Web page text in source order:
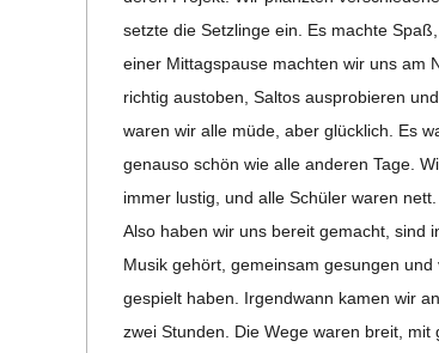
Esetzte die Setz­linge ein. Es machte
einer Mit­tags­pause mach­ten wir uns am
rich­tig aus­to­ben, Sal­tos aus­pro­bie­ren
waren wir alle müde, aber glück­lich. Es
genauso schön wie alle ande­ren Tage.
immer lus­tig, und alle Schü­ler waren
Also haben wir uns bereit gemacht, sind
Musik gehört, gemein­sam gesun­gen
gespielt haben. Irgend­wann kamen wir
zwei Stun­den. Die Wege waren breit,